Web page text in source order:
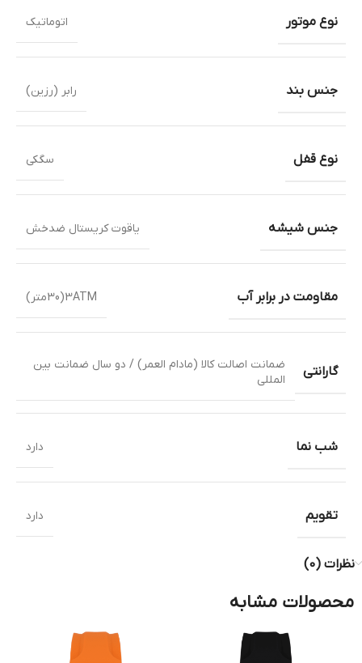
نوع موتور اتوماتیک
جنس بند رابر (رزین)
نوع قفل سگکی
جنس شیشه یاقوت کریستال ضدخش
مقاومت در برابر آب 3ATM(30متر)
گارانتی
ضمانت اصالت کالا (مادام العمر) / دو سال ضمانت بین
المللی
شب نما دارد
تقویم دارد
نظرات (0)
محصولات مشابه